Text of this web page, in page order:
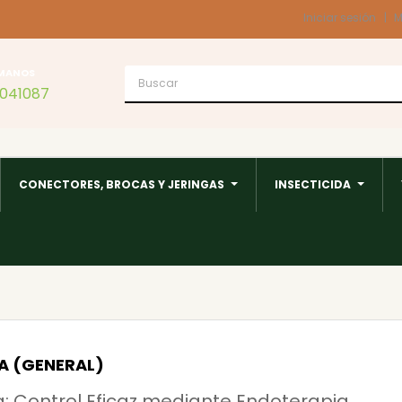
Iniciar sesión
CONECTORES, BROCAS Y JERINGAS INSECTICIDA
(GENERAL)